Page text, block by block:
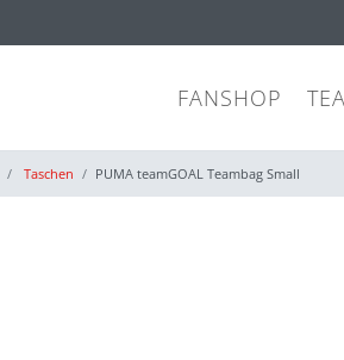
FANSHOP
Taschen PUMA teamGOAL Teambag Small